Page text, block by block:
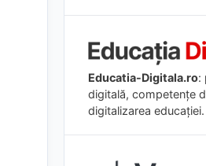
Educatia-Digitala.ro:
digitală, competențe
digitalizarea educației.